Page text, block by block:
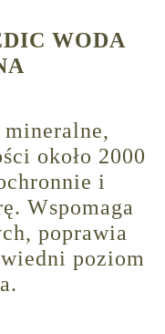
WODA
około 2000
i
Wspomaga
poprawia
poziom